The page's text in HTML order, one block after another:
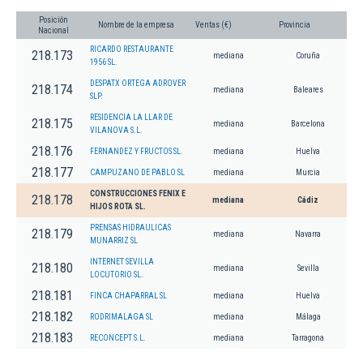
Posición
Nacional
Nombre de la empresa Ventas (€) Provincia
218.173
RICARDO RESTAURANTE
1956 SL.
mediana Coruña
218.174
DESPATX ORTEGA ADROVER
SLP.
mediana Baleares
218.175
RESIDENCIA LA LLAR DE
VILANOVA S.L.
mediana Barcelona
218.176 FERNANDEZ Y FRUCTOS SL. mediana Huelva
218.177 CAMPUZANO DE PABLO SL mediana Murcia
218.178
CONSTRUCCIONES FENIX E
HIJOS ROTA SL.
mediana Cádiz
218.179
PRENSAS HIDRAULICAS
MUNARRIZ SL
mediana Navarra
218.180
INTERNET SEVILLA
LOCUTORIO SL.
mediana Sevilla
218.181 FINCA CHAPARRAL SL mediana Huelva
218.182 RODRIMALAGA SL mediana Málaga
218.183 RECONCEPT S.L. mediana Tarragona